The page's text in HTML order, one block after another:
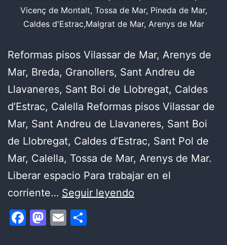
Vicenç de Montalt, Tossa de Mar, Pineda de Mar,
Caldes d'Estrac,Malgrat de Mar, Arenys de Mar
Reformas pisos Vilassar de Mar, Arenys de
Mar, Breda, Granollers, Sant Andreu de
Llavaneres, Sant Boi de Llobregat, Caldes
d’Estrac, Calella Reformas pisos Vilassar de
Mar, Sant Andreu de Llavaneres, Sant Boi
de Llobregat, Caldes d’Estrac, Sant Pol de
Mar, Calella, Tossa de Mar, Arenys de Mar.
Liberar espacio Para trabajar en el
corriente… Seguir leyendo
Facebook
Mastodon
Email